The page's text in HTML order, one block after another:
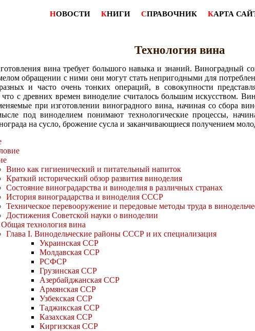
НОВОСТИ КНИГИ СПРАВОЧНИК КАРТА
Технология вина
вина требует большого навыка и знаний. Виноградный
обращении с ними они могут стать непригодными для
и часто очень тонких операций, в совокупности
что с древних времен виноделие считалось большим искусством.
при изготовлении виноградного вина, начиная со сбора
под виноделием понимают технологические процессы,
на сусло, брожение сусла и заканчивающиеся получением
Вино как гигиенический и питательный напиток
Краткий исторический обзор развития виноделия
Состояние виноградарства и виноделия в различных странах
История виноградарства и виноделия СССР
Техническое перевооружение и передовые методы труда в
Достижения Советской науки о виноделии
технология вина
Глава I. Винодельческие районы СССР и их специализация
Украинская ССР
Молдавская ССР
РСФСР
Грузинская ССР
Азербайджанская ССР
Армянская ССР
Узбекская ССР
Таджикская ССР
Казахская ССР
Киргизская ССР